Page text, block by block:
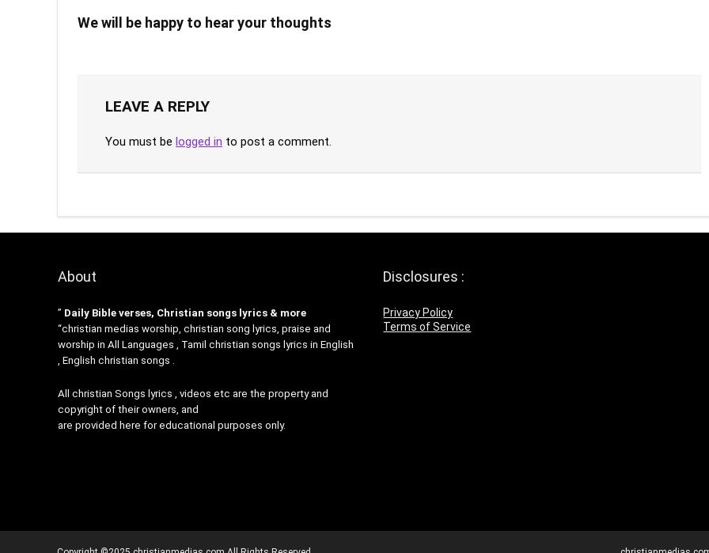
We will be happy to hear your thoughts
LEAVE A REPLY
You must be logged in to post a comment.
About
” Daily Bible verses, Christian songs lyrics & more
“christian medias worship, christian song lyrics, praise and
worship in All Languages , Tamil christian songs lyrics in English
, English christian songs .
All christian Songs lyrics , videos etc are the property and
copyright of their owners, and
are provided here for educational purposes only.
Disclosures :
Privacy Policy
Terms of Service